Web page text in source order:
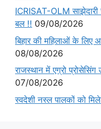
ICRISAT-OLM साझेदारी
बल !! 09/08/2026
बिहार की महिलाओं के लिए
08/08/2026
राजस्थान में एग्रो
07/08/2026
स्वदेशी नस्ल पालकों को